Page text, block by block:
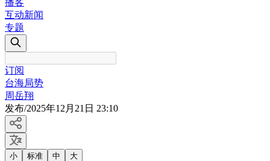
播客
互动新闻
专题
订阅
台海局势
周岳翔
发布/2025年12月21日 23:10
小 标准 中 大